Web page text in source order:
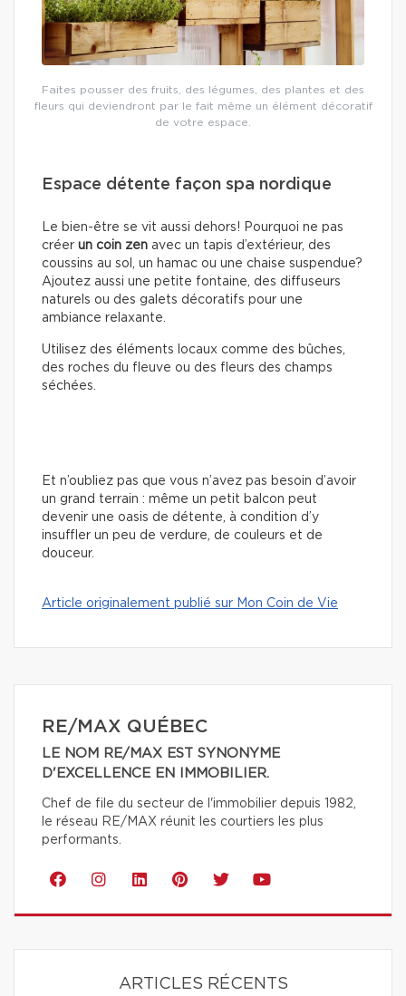
Faites pousser des fruits, des légumes, des plantes et des
fleurs qui deviendront par le fait même un élément décoratif
de votre espace.
Espace détente façon spa nordique
Le bien-être se vit aussi dehors! Pourquoi ne pas
créer un coin zen avec un tapis d’extérieur, des
coussins au sol, un hamac ou une chaise suspendue?
Ajoutez aussi une petite fontaine, des diffuseurs
naturels ou des galets décoratifs pour une
ambiance relaxante.
Utilisez des éléments locaux comme des bûches,
des roches du fleuve ou des fleurs des champs
séchées.
Et n’oubliez pas que vous n’avez pas besoin d’avoir
un grand terrain : même un petit balcon peut
devenir une oasis de détente, à condition d’y
insuffler un peu de verdure, de couleurs et de
douceur.
Article originalement publié sur Mon Coin de Vie
RE/MAX QUÉBEC
LE NOM RE/MAX EST SYNONYME
D'EXCELLENCE EN IMMOBILIER.
Chef de file du secteur de l'immobilier depuis 1982,
le réseau RE/MAX réunit les courtiers les plus
performants.
ARTICLES RÉCENTS